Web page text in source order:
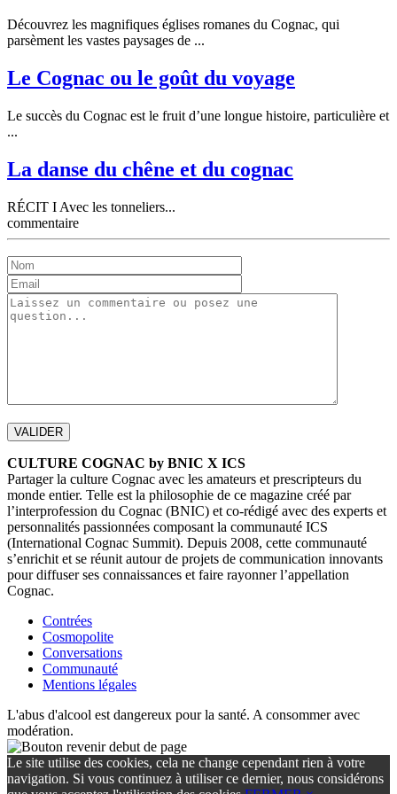
Découvrez les magnifiques églises romanes du Cognac, qui
parsèment les vastes paysages de ...
Le Cognac ou le goût du voyage
Le succès du Cognac est le fruit d’une longue histoire, particulière et
...
La danse du chêne et du cognac
RÉCIT I Avec les tonneliers...
commentaire
CULTURE COGNAC by BNIC X ICS
Partager la culture Cognac avec les amateurs et prescripteurs du
monde entier. Telle est la philosophie de ce magazine créé par
l’interprofession du Cognac (BNIC) et co-rédigé avec des experts et
personnalités passionnées composant la communauté ICS
(International Cognac Summit). Depuis 2008, cette communauté
s’enrichit et se réunit autour de projets de communication innovants
pour diffuser ses connaissances et faire rayonner l’appellation
Cognac.
Contrées
Cosmopolite
Conversations
Communauté
Mentions légales
L'abus d'alcool est dangereux pour la santé. A consommer avec
modération.
Le site utilise des cookies, cela ne change cependant rien à votre
navigation. Si vous continuez à utiliser ce dernier, nous considérons